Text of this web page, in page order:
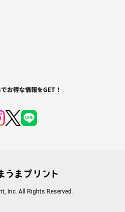
お得な情報をGET！
Inc. All Rights Reserved.